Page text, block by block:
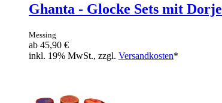
Ghanta - Glocke Sets mit Dorje
Messing
ab 45,90 €
inkl. 19% MwSt., zzgl. Versandkosten*